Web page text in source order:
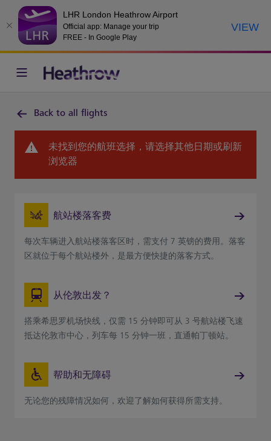
LHR London Heathrow Airport
Official app: Manage your trip
FREE - In Google Play
VIEW
Back to all flights
未找到您的航班选择，请选择其他日期或刷新
浏览器
航站楼落客费
每次车辆进入航站楼落客区时，需支付 7 英镑的费用。落客
区就位于每个航站楼外，是最方便快捷的落客方式。
从伦敦出发？
搭乘希思罗机场快线，仅需 15 分钟即可从 3 号航站楼飞速
抵达伦敦市中心，列车每 15 分钟一班，直通帕丁顿站。
帮助和无障碍
无论您的残障情况如何，欢迎了解如何获得所需支持。